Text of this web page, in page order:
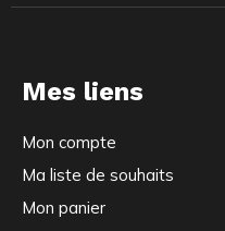
Mes liens
Mon compte
Ma liste de souhaits
Mon panier